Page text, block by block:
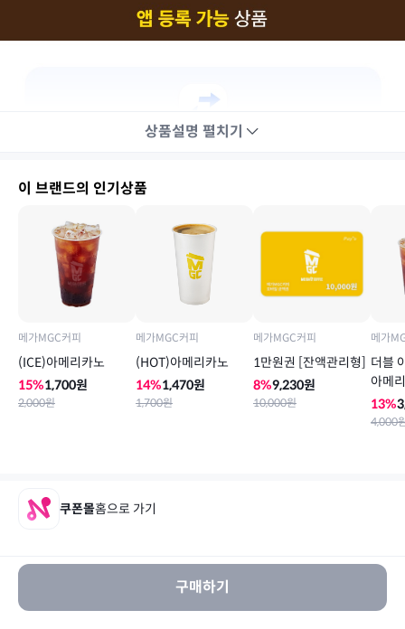
상품설명 펼치기
이 브랜드의 인기상품
메가MGC커피
(ICE)아메리카노
15%1,700원
2,000원
메가MGC커피
(HOT)아메리카노
14%1,470원
1,700원
메가MGC커피
1만원권 [잔액관리형]
8%9,230원
10,000원
메가
더블
아메
13%
4,000
쿠폰몰홈으로 가기
구매하기